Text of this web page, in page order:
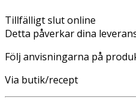
Tillfälligt slut online
Detta påverkar dina
Följ anvisningarna på
Via butik/recept